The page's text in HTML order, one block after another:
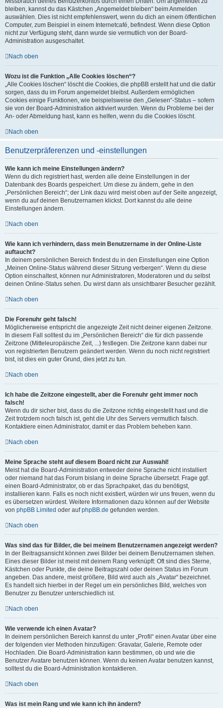
bleiben, kannst du das Kästchen „Angemeldet bleiben“ beim Anmelden
auswählen. Dies ist nicht empfehlenswert, wenn du dich an einem öffentlichen
Computer, zum Beispiel in einem Internetcafé, befindest. Wenn diese Option
nicht zur Verfügung steht, dann wurde sie vermutlich von der Board-
Administration ausgeschaltet.
Nach oben
Wozu ist die Funktion „Alle Cookies löschen“?
„Alle Cookies löschen“ löscht die Cookies, die phpBB erstellt hat und die dafür
sorgen, dass du im Forum angemeldet bleibst. Außerdem ermöglichen
Cookies einige Funktionen, wie beispielsweise den „Gelesen“-Status – sofern
sie von der Board-Administration aktiviert wurden. Wenn du Probleme bei der
An- oder Abmeldung hast, kann es helfen, wenn du die Cookies löscht.
Nach oben
Benutzerpräferenzen und -einstellungen
Wie kann ich meine Einstellungen ändern?
Wenn du dich registriert hast, werden alle deine Einstellungen in der
Datenbank des Boards gespeichert. Um diese zu ändern, gehe in den
„Persönlichen Bereich“; der Link dazu wird meist oben auf der Seite angezeigt,
wenn du auf deinen Benutzernamen klickst. Dort kannst du alle deine
Einstellungen ändern.
Nach oben
Wie kann ich verhindern, dass mein Benutzername in der Online-Liste
auftaucht?
In deinem persönlichen Bereich findest du in den Einstellungen eine Option
„Meinen Online-Status während dieser Sitzung verbergen“. Wenn du diese
Option einschaltest, können nur Administratoren, Moderatoren und du selbst
deinen Online-Status sehen. Du wirst dann als unsichtbarer Besucher gezählt.
Nach oben
Die Forenuhr geht falsch!
Möglicherweise entspricht die angezeigte Zeit nicht deiner eigenen Zeitzone.
In diesem Fall solltest du im „Persönlichen Bereich“ die für dich passende
Zeitzone (Mitteleuropäische Zeit, ...) festlegen. Die Zeitzone kann dabei nur
von registrierten Benutzern geändert werden. Wenn du noch nicht registriert
bist, ist dies ein guter Grund, dies jetzt zu tun.
Nach oben
Ich habe die Zeitzone eingestellt, aber die Forenuhr geht immer noch
falsch!
Wenn du dir sicher bist, dass du die Zeitzone richtig eingestellt hast und die
Zeit trotzdem noch falsch ist, geht die Uhr des Servers vermutlich falsch.
Kontaktiere einen Administrator, damit er das Problem beheben kann.
Nach oben
Meine Sprache steht auf diesem Board nicht zur Auswahl!
Meist hat die Board-Administration entweder deine Sprache nicht installiert
oder niemand hat das Forum bislang in deine Sprache übersetzt. Frage ggf.
einen Board-Administrator, ob er das Sprachpaket, das du benötigst,
installieren kann. Falls es noch nicht existiert, würden wir uns freuen, wenn du
es übersetzen würdest. Weitere Informationen dazu können auf der Website
von phpBB Limited oder aufphpBB.de gefunden werden.
Nach oben
Was sind das für Bilder, die bei meinem Benutzernamen angezeigt werden?
In der Beitragsansicht können zwei Bilder bei deinem Benutzernamen stehen.
Eines dieser Bilder ist meist mit deinem Rang verknüpft: Oft sind dies Sterne,
Kästchen oder Punkte, die deine Beitragszahl oder deinen Status im Forum
angeben. Das andere, meist größere, Bild wird auch als „Avatar“ bezeichnet.
Es handelt sich hierbei in der Regel um ein persönliches Bild, welches von
Benutzer zu Benutzer unterschiedlich ist.
Nach oben
Wie verwende ich einen Avatar?
In deinem persönlichen Bereich kannst du unter „Profil“ einen Avatar über eine
der folgenden vier Methoden hinzufügen: Gravatar, Galerie, Remote oder
Hochladen. Die Board-Administration kann bestimmen, ob und wie die
Benutzer Avatare benutzen können. Wenn du keinen Avatar benutzen kannst,
solltest du die Board-Administration kontaktieren.
Nach oben
Was ist mein Rang und wie kann ich ihn ändern?